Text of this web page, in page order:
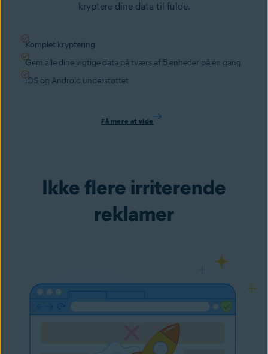
kryptere dine data til fulde.
Komplet kryptering
Gem alle dine vigtige data på tværs af 5 enheder på én gang
iOS og Android understøttet
Få mere at vide
Ikke flere irriterende
reklamer